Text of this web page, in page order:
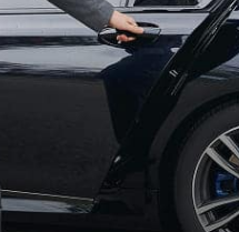
inter-région
distance, je vous propose
régional fiable et confortable.
personnelles ou
accompagnement adapté à vos
des trajets sûrs et sur mesure.